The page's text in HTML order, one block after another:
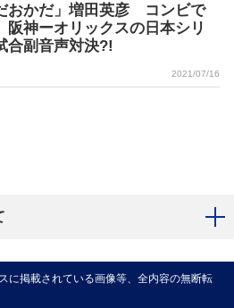
おかだ」増田英彦 コンビで
阪神ーオリックスの日本シリ
合副音声対決?!
2021/07/16
掲載されている画像等、全内容の無断転